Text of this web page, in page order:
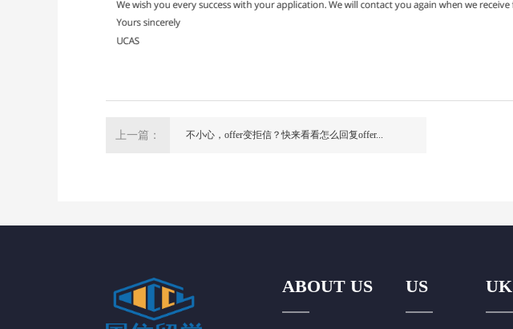
上一篇： 不小心，offer变拒信？快来看看怎么回复offer...
ABOUT US US UK